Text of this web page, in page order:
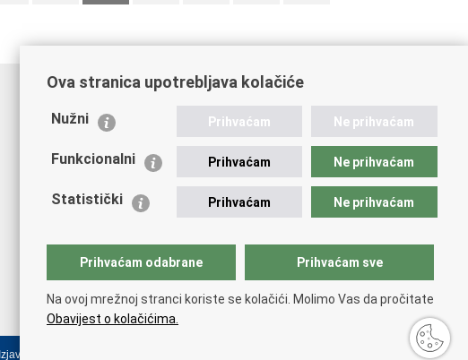
Važne poveznice
Ministarstvo unutarnjih poslova
Udruge
Policijska akademija
Zaklada policijske solidarnosti
Centar za forenzična ispitivanja, istraživanja i vještačenja
"Ivan Vučetić"
Policijske uprave
Izjava o pristupačnosti
Ova stranica upotrebljava kolačiće
Nužni Prihvaćam Ne prihvaćam
Funkcionalni Prihvaćam Ne prihvaćam
Statistički Prihvaćam Ne prihvaćam
Prihvaćam odabrane Prihvaćam sve
Na ovoj mrežnoj stranci koriste se kolačići. Molimo Vas da pročitate
Obavijest o kolačićima.